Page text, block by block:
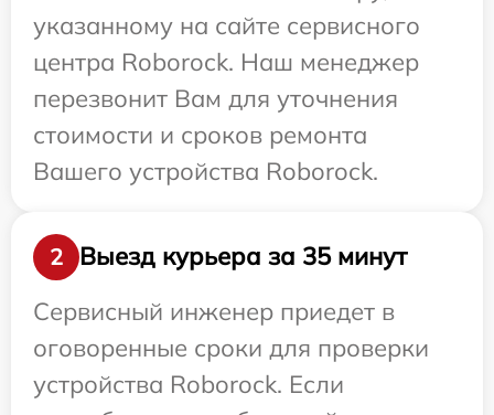
указанному на сайте сервисного
центра Roborock. Наш менеджер
перезвонит Вам для уточнения
стоимости и сроков ремонта
Вашего устройства Roborock.
2
Выезд курьера за 35 минут
Сервисный инженер приедет в
оговоренные сроки для проверки
устройства Roborock. Если